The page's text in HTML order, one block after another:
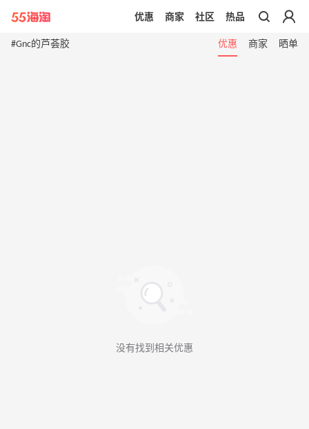
带你去官网买正品
优惠 商家 社区 热品
#Gnc的芦荟胶 优惠 商家 晒单
没有找到相关优惠